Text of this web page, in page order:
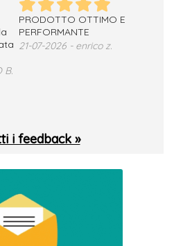
B.
PRODOTTO OTTIMO E
PERFORMANTE
21-07-2026 - enrico z.
i feedback »